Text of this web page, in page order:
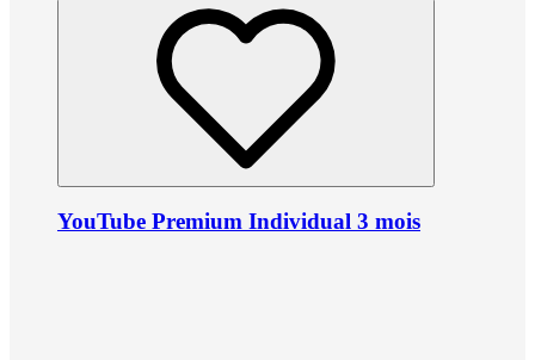
YouTube Premium Individual 3 mois